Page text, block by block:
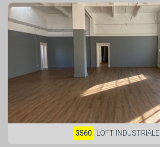
3560 LOFT INDUSTRIALE